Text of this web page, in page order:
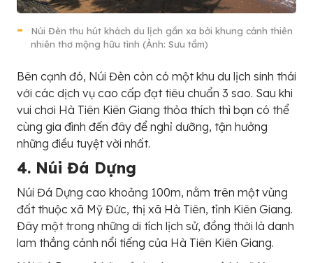
Núi Đèn thu hút khách du lịch gần xa bởi khung cảnh thiên
nhiên thơ mộng hữu tình (Ảnh: Sưu tầm)
Bên cạnh đó, Núi Đèn còn có một khu du lịch sinh thái
với các dịch vụ cao cấp đạt tiêu chuẩn 3 sao. Sau khi
vui chơi Hà Tiên Kiên Giang thỏa thích thì bạn có thể
cùng gia đình đến đây để nghỉ dưỡng, tận hưởng
những điều tuyệt vời nhất.
4. Núi Đá Dựng
Núi Đá Dựng cao khoảng 100m, nằm trên một vùng
đất thuộc xã Mỹ Đức, thị xã Hà Tiên, tỉnh Kiên Giang.
Đây một trong những di tích lịch sử, đồng thời là danh
lam thắng cảnh nổi tiếng của Hà Tiên Kiên Giang.